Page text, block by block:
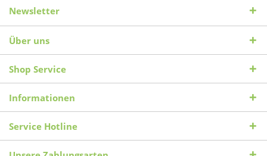
Newsletter
Über uns
Shop Service
Informationen
Service Hotline